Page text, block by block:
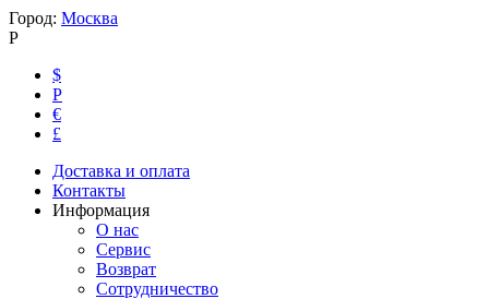
Город: Москва
Р
$
Р
€
£
Доставка и оплата
Контакты
Информация
О нас
Сервис
Возврат
Сотрудничество